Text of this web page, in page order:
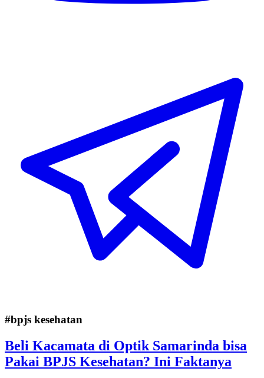
#bpjs kesehatan
Beli Kacamata di Optik Samarinda bisa
Pakai BPJS Kesehatan? Ini Faktanya